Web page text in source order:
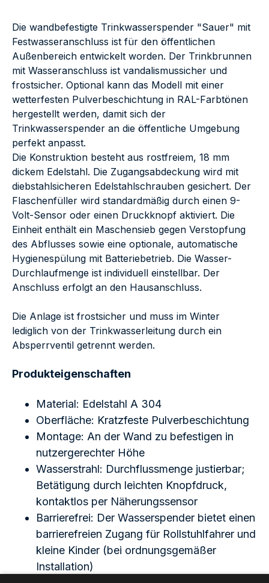
Die wandbefestigte Trinkwasserspender "Sauer" mit
Festwasseranschluss ist für den öffentlichen
Außenbereich entwickelt worden. Der Trinkbrunnen
mit Wasseranschluss ist vandalismussicher und
frostsicher. Optional kann das Modell mit einer
wetterfesten Pulverbeschichtung in RAL-Farbtönen
hergestellt werden, damit sich der
Trinkwasserspender an die öffentliche Umgebung
perfekt anpasst.
Die Konstruktion besteht aus rostfreiem, 18 mm
dickem Edelstahl. Die Zugangsabdeckung wird mit
diebstahlsicheren Edelstahlschrauben gesichert. Der
Flaschenfüller wird standardmäßig durch einen 9-
Volt-Sensor oder einen Druckknopf aktiviert. Die
Einheit enthält ein Maschensieb gegen Verstopfung
des Abflusses sowie eine optionale, automatische
Hygienespülung mit Batteriebetrieb. Die Wasser-
Durchlaufmenge ist individuell einstellbar. Der
Anschluss erfolgt an den Hausanschluss.
Die Anlage ist frostsicher und muss im Winter
lediglich von der Trinkwasserleitung durch ein
Absperrventil getrennt werden.
Produkteigenschaften
Material: Edelstahl A 304
Oberfläche: Kratzfeste Pulverbeschichtung
Montage: An der Wand zu befestigen in
nutzergerechter Höhe
Wasserstrahl: Durchflussmenge justierbar;
Betätigung durch leichten Knopfdruck,
kontaktlos per Näherungssensor
Barrierefrei: Der Wasserspender bietet einen
barrierefreien Zugang für Rollstuhlfahrer und
kleine Kinder (bei ordnungsgemäßer
Installation)